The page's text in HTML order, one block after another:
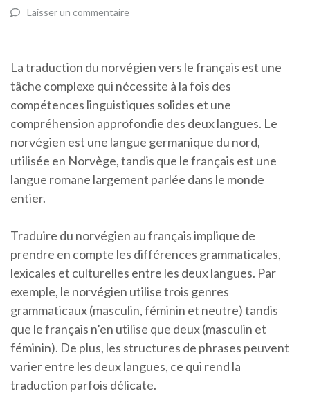
Laisser un commentaire
La traduction du norvégien vers le français est une
tâche complexe qui nécessite à la fois des
compétences linguistiques solides et une
compréhension approfondie des deux langues. Le
norvégien est une langue germanique du nord,
utilisée en Norvège, tandis que le français est une
langue romane largement parlée dans le monde
entier.
Traduire du norvégien au français implique de
prendre en compte les différences grammaticales,
lexicales et culturelles entre les deux langues. Par
exemple, le norvégien utilise trois genres
grammaticaux (masculin, féminin et neutre) tandis
que le français n’en utilise que deux (masculin et
féminin). De plus, les structures de phrases peuvent
varier entre les deux langues, ce qui rend la
traduction parfois délicate.